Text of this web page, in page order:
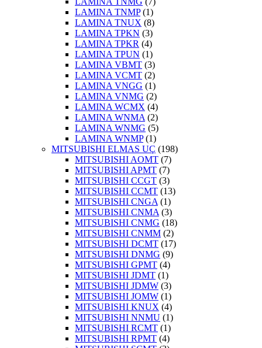
LAMINA TNMP(1)
LAMINA TNUX (8)
LAMINA TPKN (3)
LAMINA TPKR (4)
LAMINA TPUN (1)
LAMINA VBMT (3)
LAMINA VCMT (2)
LAMINA VNGG (1)
LAMINA VNMG (2)
LAMINA WCMX (4)
LAMINA WNMA (2)
LAMINA WNMG (5)
LAMINA WNMP(1)
MITSUBISHI ELMAS UÇ (198)
MITSUBISHI AOMT (7)
MITSUBISHI APMT (7)
MITSUBISHI CCGT (3)
MITSUBISHI CCMT (13)
MITSUBISHI CNGA (1)
MITSUBISHI CNMA (3)
MITSUBISHI CNMG (18)
MITSUBISHI CNMM (2)
MITSUBISHI DCMT (17)
MITSUBISHI DNMG (9)
MITSUBISHI GPMT (4)
MITSUBISHI JDMT (1)
MITSUBISHI JDMW (3)
MITSUBISHI JOMW (1)
MITSUBISHI KNUX (4)
MITSUBISHI NNMU (1)
MITSUBISHI RCMT (1)
MITSUBISHI RPMT (4)